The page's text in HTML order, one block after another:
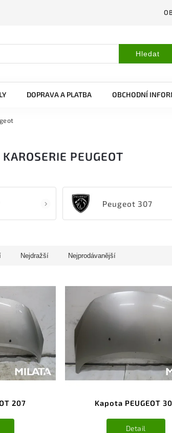
Hledat
DOPRAVA A PLATBA OBCHODNÍ
PEUGEOT
Peugeot 307
Nejdražší Nejprodávanější
207 Kapota PEUGEOT
Detail